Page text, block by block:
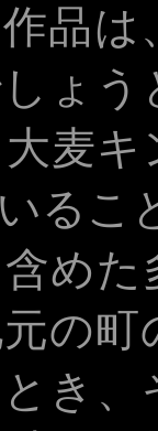
品
ょ
麦
るこ
め
の
き